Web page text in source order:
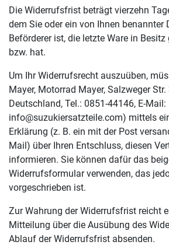
Die Widerrufsfrist beträgt vierzehn
dem Sie oder ein von Ihnen benannter
Beförderer ist, die letzte Ware in
bzw. hat.
Um Ihr Widerrufsrecht auszuüben,
Mayer, Motorrad Mayer, Salzweger
Deutschland, Tel.: 0851-44146, E-Mail:
info@suzukiersatzteile.com) mittels
Erklärung (z. B. ein mit der Post
Mail) über Ihren Entschluss, diesen
informieren. Sie können dafür das
Widerrufsformular verwenden, das
vorgeschrieben ist.
Zur Wahrung der Widerrufsfrist reicht
Mitteilung über die Ausübung des
Ablauf der Widerrufsfrist absenden.